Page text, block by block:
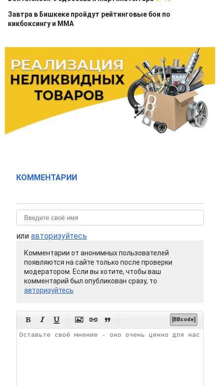
Завтра в Бишкеке пройдут рейтинговые бои по
кикбоксингу и ММА
КОММЕНТАРИИ
или авторизуйтесь
Комментарии от анонимных пользователей
появляются на сайте только после проверки
модератором. Если вы хотите, чтобы ваш
комментарий был опубликован сразу, то
авторизуйтесь
      [BBcode]